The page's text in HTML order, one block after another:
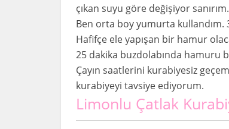
çıkan suyu göre değişiyor sanırım.
Ben orta boy yumurta kullandım.
Hafifçe ele yapışan bir hamur
25 dakika buzdolabında hamuru
Çayın saatlerini kurabiyesiz
kurabiyeyi tavsiye ediyorum.
Limonlu Çatlak